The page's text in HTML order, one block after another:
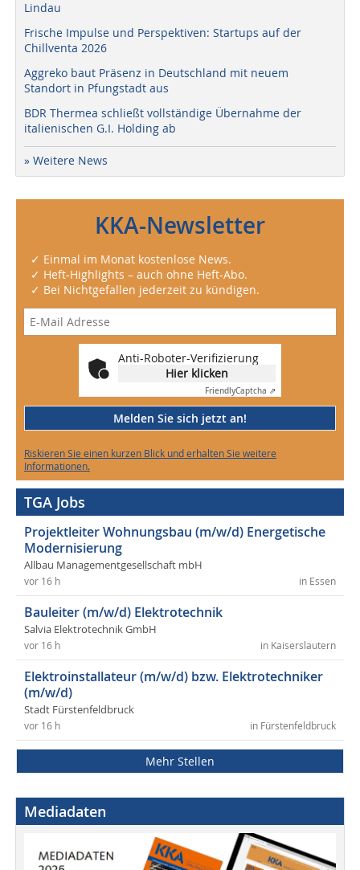
Lindau
Frische Impulse und Perspektiven: Startups auf der
Chillventa 2026
Aggreko baut Präsenz in Deutschland mit neuem
Standort in Pfungstadt aus
BDR Thermea schließt vollständige Übernahme der
italienischen G.I. Holding ab
» Weitere News
KKA-Newsletter
✓ Einmal im Monat kostenlose News.
✓ Heft-Highlights – auch ohne Heft-Abo.
✓ Bei Nichtgefallen jederzeit zu kündigen.
Anti-Roboter-Verifizierung
Hier klicken
FriendlyCaptcha ⇗
Melden Sie sich jetzt an!
Riskieren Sie einen kurzen Blick und erhalten Sie weitere
Informationen.
TGA Jobs
Projektleiter Wohnungsbau (m/w/d) Energetische
Modernisierung
Allbau Managementgesellschaft mbH
in Essen
vor 16 h
Bauleiter (m/w/d) Elektrotechnik
Salvia Elektrotechnik GmbH
in Kaiserslautern
vor 16 h
Elektroinstallateur (m/w/d) bzw. Elektrotechniker
(m/w/d)
Stadt Fürstenfeldbruck
in Fürstenfeldbruck
vor 16 h
Mehr Stellen
Mediadaten